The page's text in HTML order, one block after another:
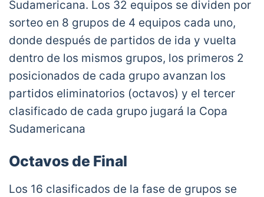
Sudamericana. Los 32 equipos se dividen por
sorteo en 8 grupos de 4 equipos cada uno,
donde después de partidos de ida y vuelta
dentro de los mismos grupos, los primeros 2
posicionados de cada grupo avanzan los
partidos eliminatorios (octavos) y el tercer
clasificado de cada grupo jugará la Copa
Sudamericana
Octavos de Final
Los 16 clasificados de la fase de grupos se